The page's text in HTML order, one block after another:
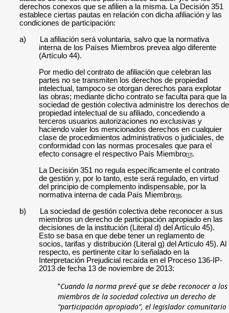
derechos conexos que se afilien a la misma. La Decisión 351
establece ciertas pautas en relación con dicha afiliación y las
condiciones de participación:
a)
La afiliación será voluntaria, salvo que la normativa
interna de los Países Miembros prevea algo diferente
(Artículo 44).
Por medio del contrato de afiliación que celebran las
partes no se transmiten los derechos de propiedad
intelectual, tampoco se otorgan derechos para explotar
las obras; mediante dicho contrato se faculta para que la
sociedad de gestión colectiva administre los derechos de
propiedad intelectual de su afiliado, concediendo a
terceros usuarios autorizaciones no exclusivas y
haciendo valer los mencionados derechos en cualquier
clase de procedimientos administrativos o judiciales, de
conformidad con las normas procesales que para el
efecto consagre el respectivo País Miembro[17].
La Decisión 351 no regula específicamente el contrato
de gestión y, por lo tanto, este será regulado, en virtud
del principio de complemento indispensable, por la
normativa interna de cada País Miembro[18].
b)
La sociedad de gestión colectiva debe reconocer a sus
miembros un derecho de participación apropiado en las
decisiones de la institución (Literal d) del Artículo 45).
Esto se basa en que debe tener un reglamento de
socios, tarifas y distribución (Literal g) del Artículo 45). Al
respecto, es pertinente citar lo señalado en la
Interpretación Prejudicial recaída en el Proceso 136-IP-
2013 de fecha 13 de noviembre de 2013:
“Cuando la norma prevé que se debe reconocer a los
miembros de la sociedad colectiva un derecho de
“participación apropiado”, el legislador comunitario